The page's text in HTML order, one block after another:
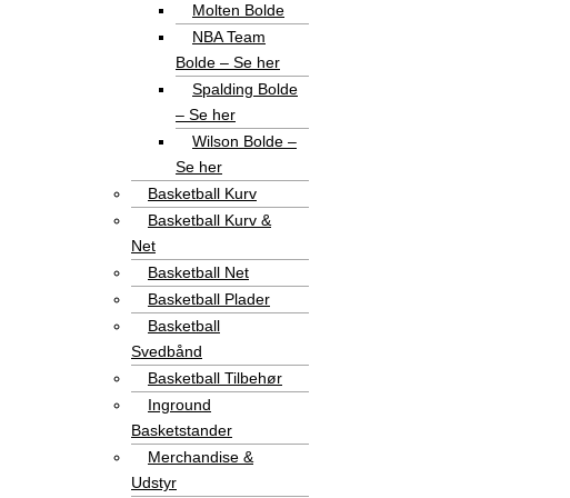
Molten Bolde
NBA Team
Bolde – Se her
Spalding Bolde
– Se her
Wilson Bolde –
Se her
Basketball Kurv
Basketball Kurv &
Net
Basketball Net
Basketball Plader
Basketball
Svedbånd
Basketball Tilbehør
Inground
Basketstander
Merchandise &
Udstyr